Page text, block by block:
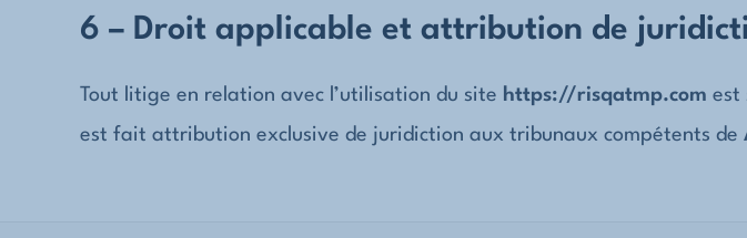
6 – Droit applicable et attribution de
Tout litige en relation avec l’utilisation du site https://risqatmp.com est
est fait attribution exclusive de juridiction aux tribunaux compétents de